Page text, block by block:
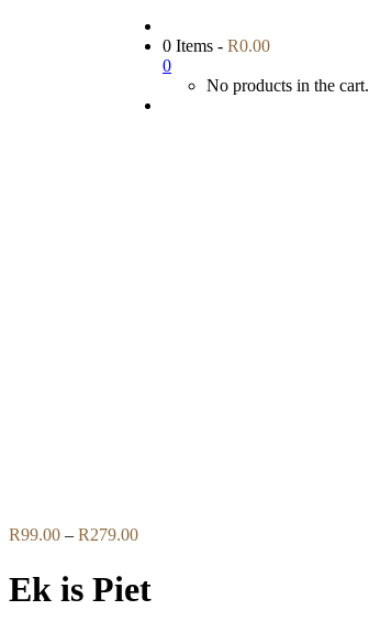
0 Items - R0.00
0
No products in the cart.
R99.00 – R279.00Price
through
Ek is Piet